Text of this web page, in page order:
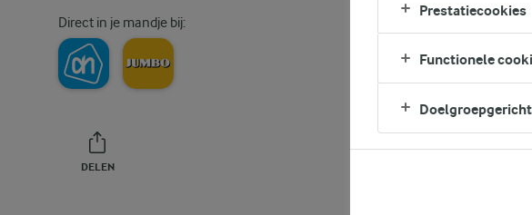
Direct in je mandje bij:
DELEN
Prestatiecookies
Functionele